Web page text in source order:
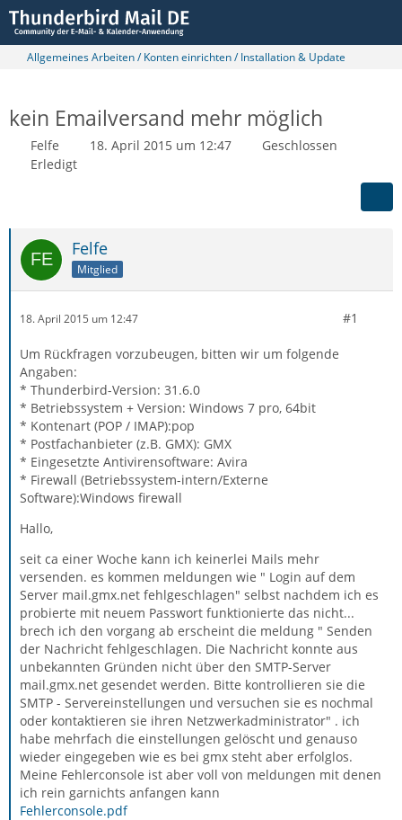
Allgemeines Arbeiten / Konten einrichten / Installation & Update
kein Emailversand mehr möglich
Felfe 18. April 2015 um 12:47
Geschlossen
Erledigt
Felfe
Mitglied
18. April 2015 um 12:47 #1
Um Rückfragen vorzubeugen, bitten wir um folgende
Angaben:
* Thunderbird-Version: 31.6.0
* Betriebssystem + Version: Windows 7 pro, 64bit
* Kontenart (POP / IMAP):pop
* Postfachanbieter (z.B. GMX): GMX
* Eingesetzte Antivirensoftware: Avira
* Firewall (Betriebssystem-intern/Externe
Software):Windows firewall
Hallo,
seit ca einer Woche kann ich keinerlei Mails mehr
versenden. es kommen meldungen wie " Login auf dem
Server mail.gmx.net fehlgeschlagen" selbst nachdem ich es
probierte mit neuem Passwort funktionierte das nicht...
brech ich den vorgang ab erscheint die meldung " Senden
der Nachricht fehlgeschlagen. Die Nachricht konnte aus
unbekannten Gründen nicht über den SMTP-Server
mail.gmx.net gesendet werden. Bitte kontrollieren sie die
SMTP - Servereinstellungen und versuchen sie es nochmal
oder kontaktieren sie ihren Netzwerkadministrator" . ich
habe mehrfach die einstellungen gelöscht und genauso
wieder eingegeben wie es bei gmx steht aber erfolglos.
Meine Fehlerconsole ist aber voll von meldungen mit denen
ich rein garnichts anfangen kann
Fehlerconsole.pdf